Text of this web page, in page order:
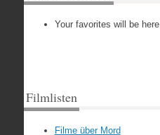
Your favorites will be here.
Filmlisten
Filme über Mord